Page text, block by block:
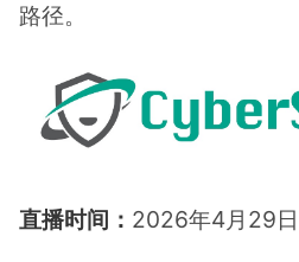
路径。
直播时间： 2026年4月29